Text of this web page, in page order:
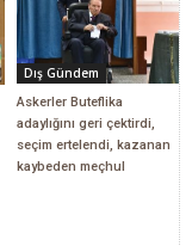
Dış Gündem
Askerler Buteflika
adaylığını geri çektirdi,
seçim ertelendi, kazanan
kaybeden meçhul